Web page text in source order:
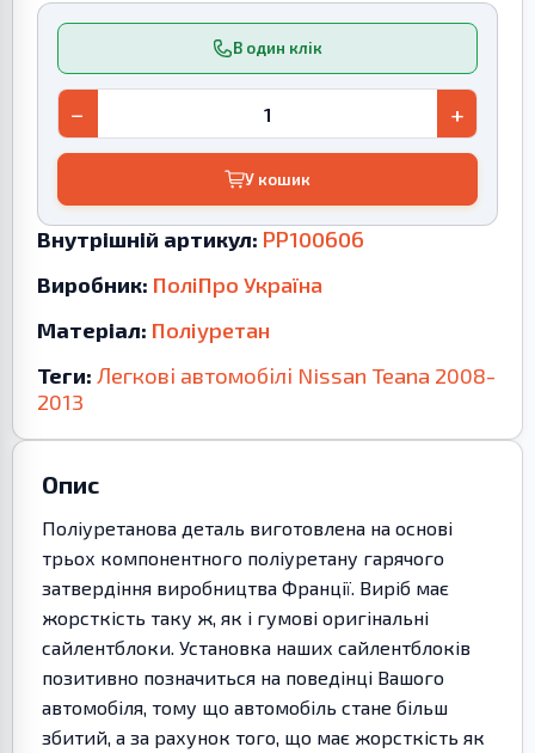
В один клік
− +
У кошик
Внутрішній артикул: PP100606
Виробник: ПоліПро Україна
Матеріал: Поліуретан
Теги: Легкові автомобілі Nissan Teana 2008-
2013
Опис
Поліуретанова деталь виготовлена на основі
трьох компонентного поліуретану гарячого
затвердіння виробництва Франції. Виріб має
жорсткість таку ж, як і гумові оригінальні
сайлентблоки. Установка наших сайлентблоків
позитивно позначиться на поведінці Вашого
автомобіля, тому що автомобіль стане більш
збитий, а за рахунок того, що має жорсткість як